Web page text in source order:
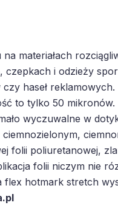
materiałach
i odzieży
haseł reklamowych.
to tylko 50 mikronów.
wyczuwalne w
folii poliuretanowej,
folii niczym nie
flex hotmark stretch